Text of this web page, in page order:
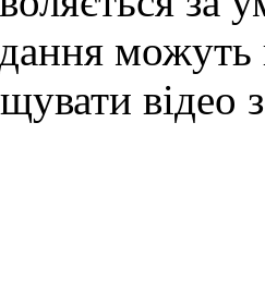
можуть
відео